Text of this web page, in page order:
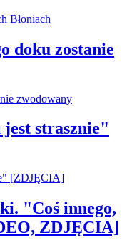
doku zostanie
strasznie"
"Coś innego,
ZDJĘCIA]